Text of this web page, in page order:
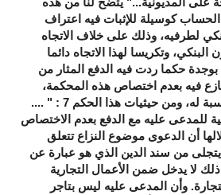
كوسيلة للإثبات فيه اعتراف
لطرفيه، وذلك على خلاف الاتجاه
وتكريسا لهذا الاتجاه دائما
حكما ردت فيه الدفع المثار من
فيه بعدم اختصاص هذه المحكمة،
اعتبارا لمدنية القرض بالنسبة له، ومن حيثيات هذا الحكم 7 : " ....
للمدعى عليه مع الدفع بعدم الاختصاص
أن الدعوى موضوع النزاع تتعلق
يتجلى من سند الدين الذي هو عبارة عن
لا يدخل ضمن الأعمال التجارية
وأن المدعى عليه ليس بتاجر